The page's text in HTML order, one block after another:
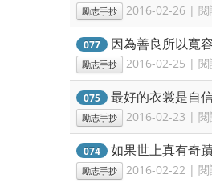
勵志手抄 2016-02-26 | 閱
077 因為善良所以寬
勵志手抄 2016-02-25 | 閱
075 最好的衣裳是自
勵志手抄 2016-02-23 | 閱
074 如果世上真有奇
勵志手抄 2016-02-22 | 閱